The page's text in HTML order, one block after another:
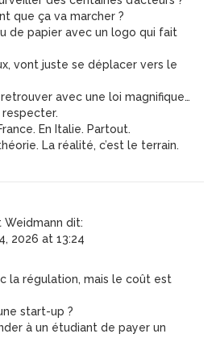
que ça va marcher ?
de papier avec un logo qui fait
vont juste se déplacer vers le
avec une loi magnifique…
En Italie. Partout.
La réalité, c’est le terrain.
Weidmann dit:
2026 at 13:24
la régulation, mais le coût est
start-up ?
à un étudiant de payer un